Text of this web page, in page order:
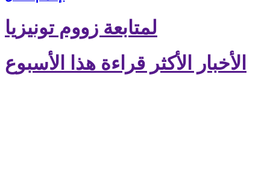
لمتابعة زووم تونيزيا
الأخبار الأكثر قراءة هذا الأسبوع